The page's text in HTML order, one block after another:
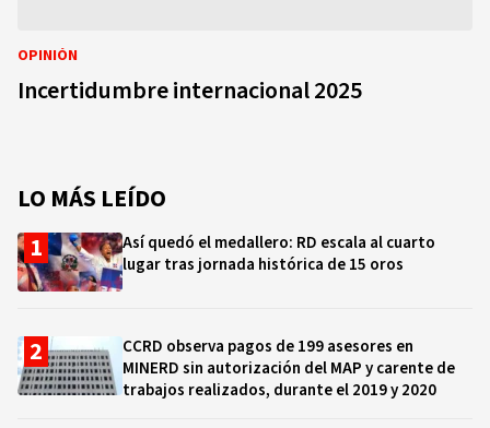
OPINIÓN
Incertidumbre internacional 2025
LO MÁS LEÍDO
Así quedó el medallero: RD escala al cuarto
lugar tras jornada histórica de 15 oros
CCRD observa pagos de 199 asesores en
MINERD sin autorización del MAP y carente de
trabajos realizados, durante el 2019 y 2020